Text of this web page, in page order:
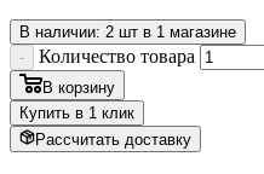
В наличии: 2 шт в 1 магазине
-
Количество товара
В корзину
Купить в 1 клик
Рассчитать доставку